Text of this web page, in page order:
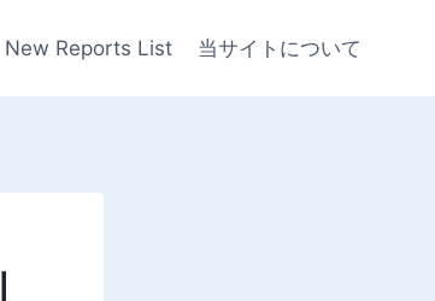
New Reports List 当サイトについて